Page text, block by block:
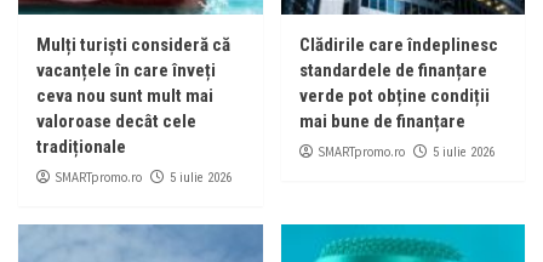
Mulți turiști consideră că
vacanțele în care înveți
ceva nou sunt mult mai
valoroase decât cele
tradiționale
SMARTpromo.ro 5 iulie 2026
Clădirile care îndeplinesc
standardele de finanțare
verde pot obține condiții
mai bune de finanțare
SMARTpromo.ro 5 iulie 2026